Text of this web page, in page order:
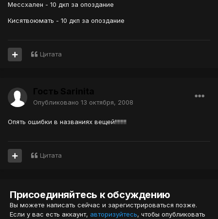
Мессхален - 10 дкп за опоздание
Кисятвоюмать - 10 дкп за опоздание
Цитата
Опубликовано 13 октября, 2008
Опять ошибки в названиях вещей!!!!!!!!
Цитата
Присоединяйтесь к обсуждению
Вы можете написать сейчас и зарегистрироваться позже.
Если у вас есть аккаунт, авторизуйтесь, чтобы опубликовать